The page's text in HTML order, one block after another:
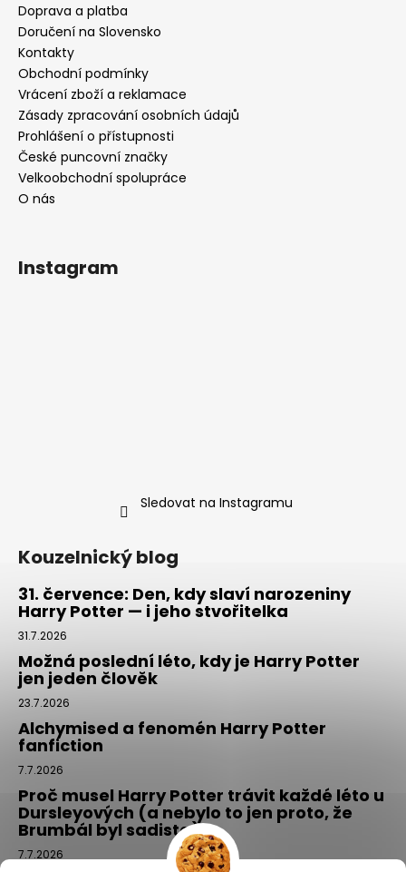
Doprava a platba
Doručení na Slovensko
Kontakty
Obchodní podmínky
Vrácení zboží a reklamace
Zásady zpracování osobních údajů
Prohlášení o přístupnosti
České puncovní značky
Velkoobchodní spolupráce
O nás
Instagram
Sledovat na Instagramu
Kouzelnický blog
31. července: Den, kdy slaví narozeniny
Harry Potter — i jeho stvořitelka
31.7.2026
Možná poslední léto, kdy je Harry Potter
jen jeden člověk
23.7.2026
Alchymised a fenomén Harry Potter
fanfiction
7.7.2026
Proč musel Harry Potter trávit každé léto u
Dursleyových (a nebylo to jen proto, že
Brumbál byl sadista)
7.7.2026